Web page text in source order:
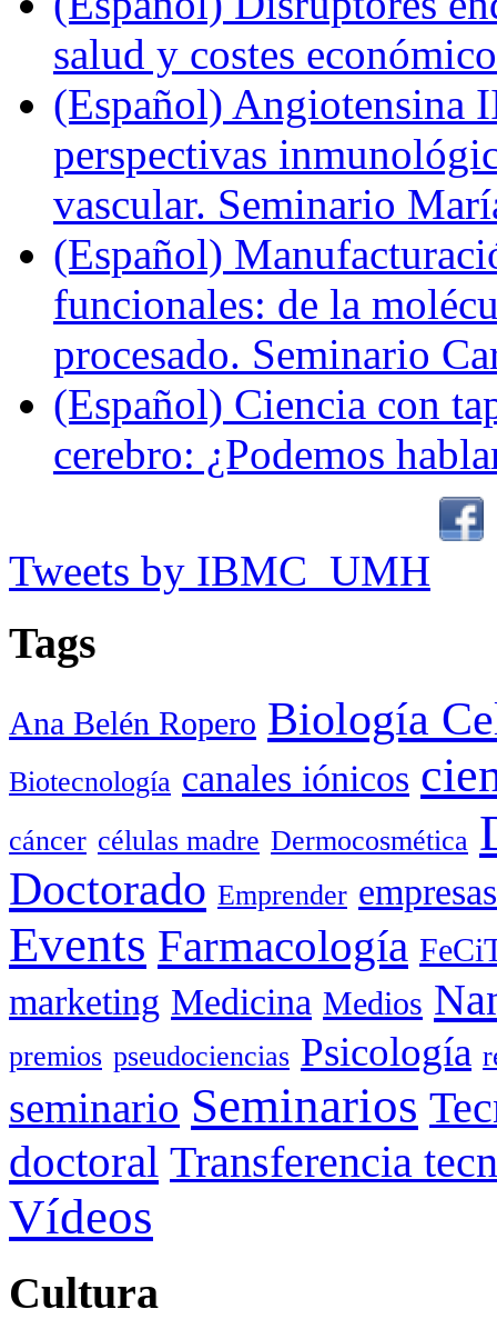
salud y costes
(Español) Angiotensina
perspectivas
vascular. Seminario
(Español)
funcionales: de la
procesado. Seminario
(Español) Ciencia con
cerebro: ¿Podemos
Tweets by IBMC_UMH
Tags
Ana Belén Ropero Biología
Biotecnología canales iónicos
cáncer células madre Dermocosmética
Doctorado Emprender empresas
Events Farmacología
marketing Medicina Medios
premios pseudociencias Psicología
seminario Seminarios
doctoral Transferencia
Vídeos
Cultura